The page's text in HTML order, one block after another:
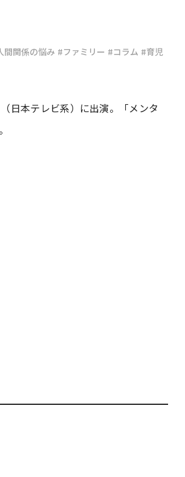
間関係の悩み #ファミリー #コラム #育児
日本テレビ系）に出演。「メンタ